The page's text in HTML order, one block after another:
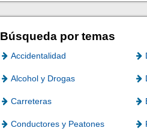
Búsqueda por temas
Accidentalidad
Alcohol y Drogas
Carreteras
Conductores y Peatones